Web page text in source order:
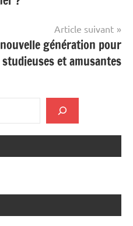
Article suivant
génération pour
et amusantes